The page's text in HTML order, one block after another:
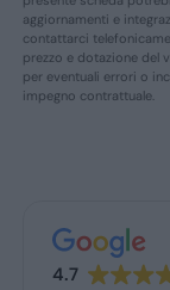
aggiornamenti e
contattarci
prezzo e dotazione del
per eventuali errori o
impegno contrattuale.
4.7